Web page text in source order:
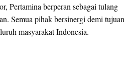
Pertamina berperan sebagai tulang
Semua pihak bersinergi demi tujuan
masyarakat Indonesia.